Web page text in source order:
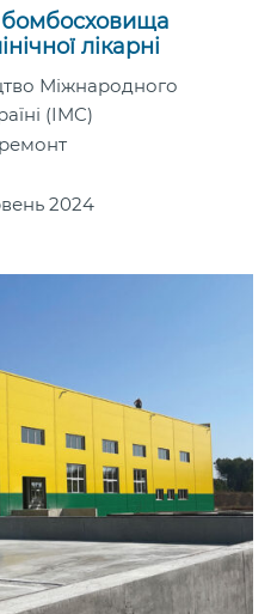
бомбосховища
лікарні
Міжнародного
(IMC)
2024